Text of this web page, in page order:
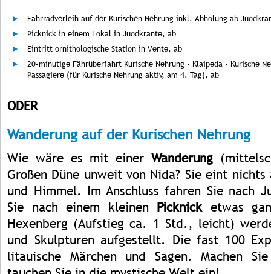
Fahrradverleih auf der Kurischen Nehrung inkl. Abholung ab
Picknick in einem Lokal in Juodkrante, ab
Eintritt ornithologische Station in Vente, ab
20-minutige Fährüberfahrt Kurische Nehrung - Klaipeda - Kurische
Passagiere (für Kurische Nehrung aktiv, am 4. Tag), ab
ODER
Wanderung auf der Kurischen Nehrung
Wie wäre es mit einer Wanderung
Großen Düne unweit von Nida? Sie eint nichts
und Himmel. Im Anschluss fahren Sie nach
Sie nach einem kleinen Picknicketwas
Hexenberg (Aufstieg ca. 1 Std., leicht)
und Skulpturen aufgestellt. Die fast 100
litauische Märchen und Sagen. Machen